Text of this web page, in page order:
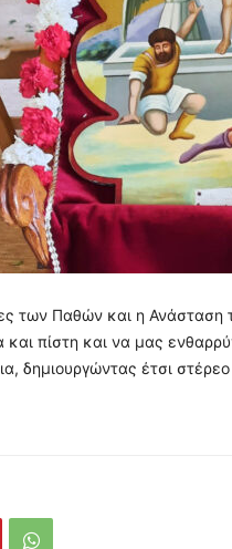
των Παθών και η Ανάσταση
πίστη και να μας
δημιουργώντας έτσι